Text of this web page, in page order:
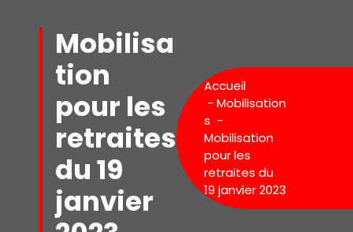
Mobilisa
tion
pour les
retraites
du 19
janvier
Accueil
- Mobilisation
s -
Mobilisation
pour les
retraites du
19 janvier 2023